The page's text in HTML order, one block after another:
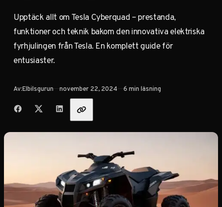
Upptäck allt om Tesla Cyberquad – prestanda,
funktioner och teknik bakom den innovativa elektriska
fyrhjulingen från Tesla. En komplett guide för
entusiaster.
Av:Elbilsgurun Publicerad
november 22, 2024 6 min läsning
Dela med vänner